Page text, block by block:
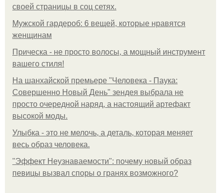
своей страницы в соц сетях.
Мужской гардероб: 6 вещей, которые нравятся
женщинам
Прическа - не просто волосы, а мощный инструмент
вашего стиля!
На шанхайской премьере "Человека - Паука:
Совершенно Новый День" зендея выбрала не
просто очередной наряд, а настоящий артефакт
высокой моды.
Улыбка - это не мелочь, а деталь, которая меняет
весь образ человека.
"Эффект Неузнаваемости": почему новый образ
певицы вызвал споры о гранях возможного?